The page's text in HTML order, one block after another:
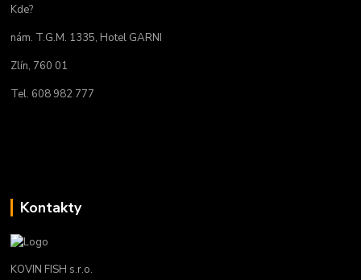
Kde?
nám. T.G.M. 1335, Hotel GARNI
Zlín, 760 01
Tel. 608 982 777
Kontakty
KOVIN FISH s.r.o.